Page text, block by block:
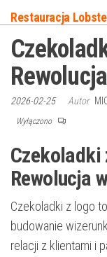
do
treści
Restauracja
2026-02-25 Autor
Wyłączono
Czekoladki
Rewolucja
Czekoladki z logo
budowanie
relacji z klientami i